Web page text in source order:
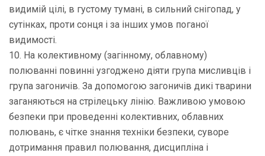
видимій цілі, в густому тумані, в сильний снігопад, у
сутінках, проти сонця і за інших умов поганої
видимості.
10. На колективному (загінному, облавному)
полюванні повинні узгоджено діяти група мисливців і
група загоничів. За допомогою загоничів дикі тварини
заганяються на стрілецьку лінію. Важливою умовою
безпеки при проведенні колективних, облавних
полювань, є чітке знання техніки безпеки, суворе
дотримання правил полювання, дисципліна і